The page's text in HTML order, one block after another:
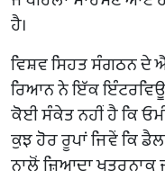
ਹੈ।
ਵਿਸ਼ਵ ਸਿਹਤ ਸੰਗਠਨ ਦੇ
ਰਿਆਨ ਨੇ ਇੱਕ ਇੰਟਰਵਿਊ
ਕੋਈ ਸੰਕੇਤ ਨਹੀਂ ਹੈ ਕਿ
ਕੁਝ ਹੋਰ ਰੂਪਾਂ ਜਿਵੇਂ ਕਿ
ਨਾਲੋਂ ਜ਼ਿਆਦਾ ਖਤਰਨਾਕ